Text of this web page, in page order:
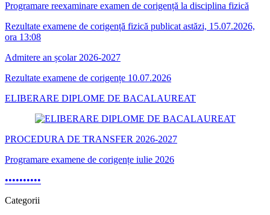
Programare reexaminare examen de corigență la disciplina fizică
Rezultate examene de corigență fizică publicat astăzi, 15.07.2026,
ora 13:08
Admitere an școlar 2026-2027
Rezultate examene de corigențe 10.07.2026
ELIBERARE DIPLOME DE BACALAUREAT
PROCEDURA DE TRANSFER 2026-2027
Programare examene de corigențe iulie 2026
••••••••••
Categorii